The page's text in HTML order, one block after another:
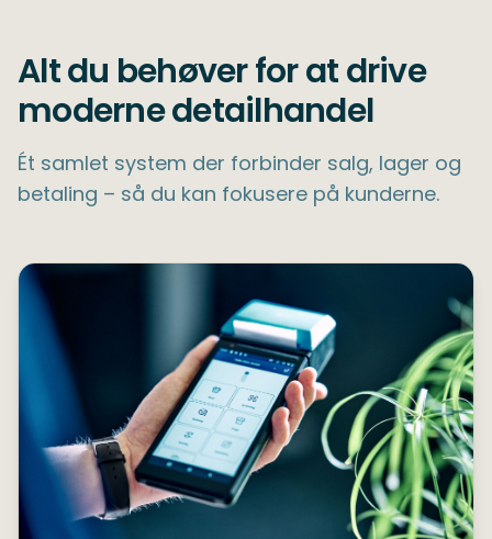
Alt du behøver for at drive
moderne detailhandel
Ét samlet system der forbinder salg, lager og
betaling – så du kan fokusere på kunderne.